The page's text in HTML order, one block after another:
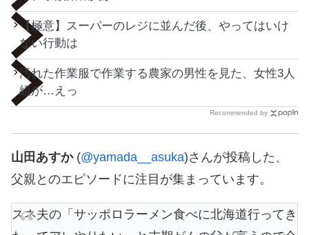
【極意】スーパーのレジに並んだ後、やってはいけ
ない行動は
汚れた作業服で作業する農家の男性を見た、女性3人
組が…えっ
Recommended by
山田あすか(@yamada__asuka)さんが投稿した、
父親とのエピソードに注目が集まっています。
スネ夫の「サッポロラーメン食べに北海道行ってき